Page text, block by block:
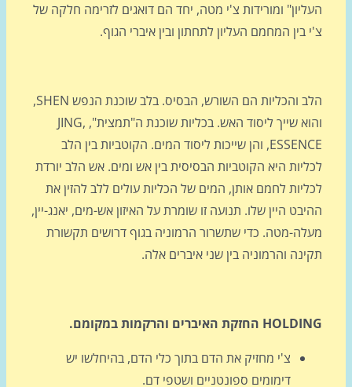
ומורידות צ'י מטה, יחד הם דואגים לזרימה חלקה של
בין המחמם העליון לתחתון ובין איברי הגוף.
הלב והכליות הם השורש, הבסיס. בלב שוכנת הנפש SHEN,
והוא שייך ליסוד האש. בכליות שוכנת ה"תמצית", JING,
ESSENCE, והן שייכות ליסוד המים. הקוטביות בין הלב
היא הקוטביות הבסיסית בין אש ומים. אש הלב יורדת
לחמם אותן, המים של הכליות עולים ללב להזין את
היין שלו. תנועה זו שומרת על האיזון אש-מים, יאנג-יין,
מטה. כדי שתשרור הרמוניה בגוף דרושים תקשורת
והרמוניה בין שני איברים אלה.
החזקת האיברים והרקמות במקומם.
צ'י מחזיק את הדם בתוך כלי הדם, בהיחלשו יש
דימומים ספונטניים ושטפי דם.